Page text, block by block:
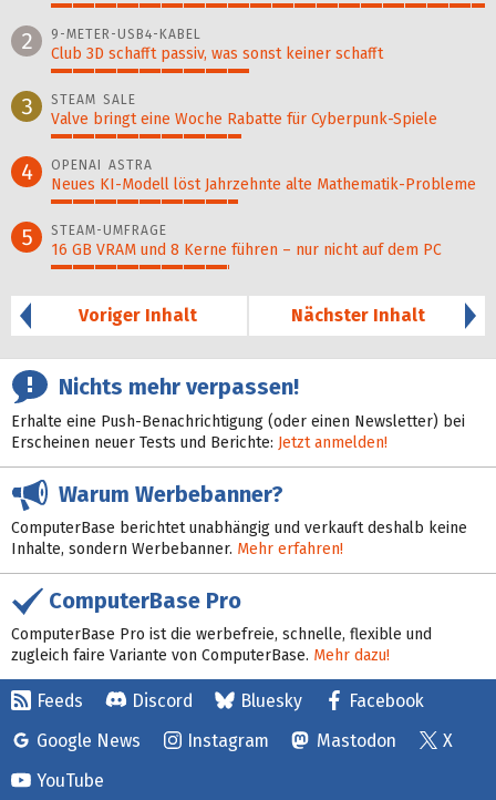
2 9-METER-USB4-KABEL
Club 3D schafft passiv, was sonst keiner schafft
3 STEAM SALE
Valve bringt eine Woche Rabatte für Cyberpunk-Spiele
4 OPENAI ASTRA
Neues KI-Modell löst Jahr­zehn­te alte Ma­thematik-Pro­ble­me
5 STEAM-UMFRAGE
16 GB VRAM und 8 Kerne führen – nur nicht auf dem PC
Voriger Inhalt
Nächster Inhalt
Nichts mehr verpassen!
Erhalte eine Push-Benachrichtigung (oder einen Newsletter) bei
Erscheinen neuer Tests und Berichte: Jetzt anmelden!
Warum Werbebanner?
ComputerBase berichtet unabhängig und verkauft deshalb keine
Inhalte, sondern Werbebanner. Mehr erfahren!
ComputerBase Pro
ComputerBase Pro ist die werbefreie, schnelle, flexible und
zugleich faire Variante von ComputerBase. Mehr dazu!
Feeds Discord Bluesky
Facebook
Google News
Instagram Mastodon
X
YouTube